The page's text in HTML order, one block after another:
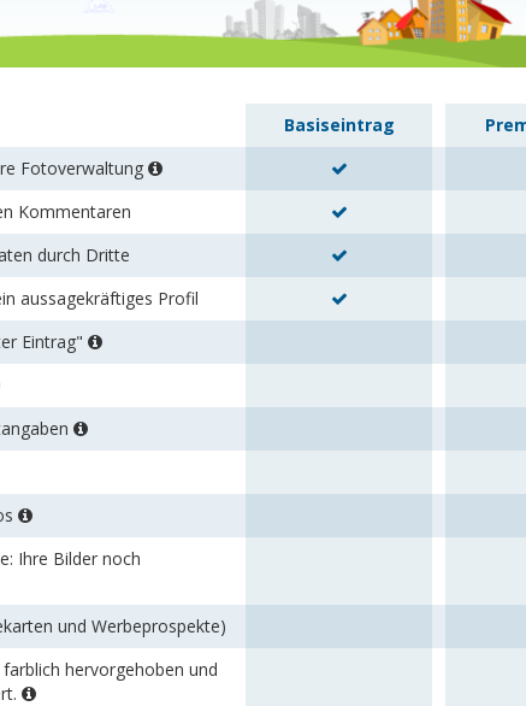
Basiseintrag
Fotoverwaltung
Kommentaren
durch Dritte
aussagekräftiges Profil
Eintrag"
Ihre Bilder noch
und Werbeprospekte)
hervorgehoben und